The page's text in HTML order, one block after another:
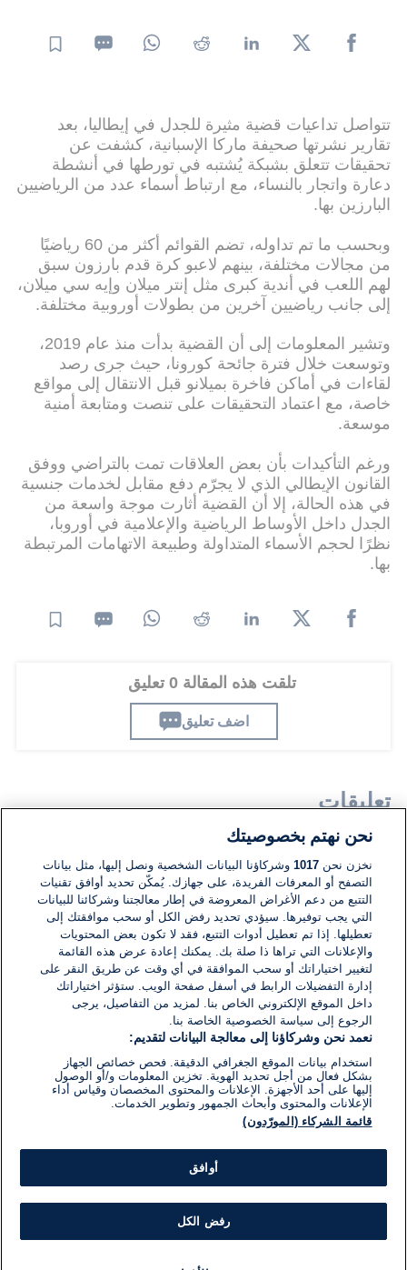
تتواصل تداعيات قضية مثيرة للجدل في إيطاليا، بعد
تقارير نشرتها صحيفة ماركا الإسبانية، كشفت عن
تحقيقات تتعلق بشبكة يُشتبه في تورطها في أنشطة
دعارة واتجار بالنساء، مع ارتباط أسماء عدد من الرياضيين
البارزين بها.
وبحسب ما تم تداوله، تضم القوائم أكثر من 60 رياضيًا
من مجالات مختلفة، بينهم لاعبو كرة قدم بارزون سبق
لهم اللعب في أندية كبرى مثل إنتر ميلان وإيه سي ميلان،
إلى جانب رياضيين آخرين من بطولات أوروبية مختلفة.
وتشير المعلومات إلى أن القضية بدأت منذ عام 2019،
وتوسعت خلال فترة جائحة كورونا، حيث جرى رصد
لقاءات في أماكن فاخرة بميلانو قبل الانتقال إلى مواقع
خاصة، مع اعتماد التحقيقات على تنصت ومتابعة أمنية
موسعة.
ورغم التأكيدات بأن بعض العلاقات تمت بالتراضي ووفق
القانون الإيطالي الذي لا يجرّم دفع مقابل لخدمات جنسية
في هذه الحالة، إلا أن القضية أثارت موجة واسعة من
الجدل داخل الأوساط الرياضية والإعلامية في أوروبا،
نظرًا لحجم الأسماء المتداولة وطبيعة الاتهامات المرتبطة
بها.
تلقت هذه المقالة 0 تعليق
اضف تعليق
تعليقات
لا توجد تعليقات مكتوبة حتى الآن. كن الأول!
اكتب تعليقًا جديدًا ...
نحن نهتم بخصوصيتك
نخزن نحن1017 وشركاؤنا البيانات الشخصية ونصل إليها، مثل بيانات
التصفح أو المعرفات الفريدة، على جهازك. يُمكّن تحديد أوافق تقنيات
التتبع من دعم الأغراض المعروضة في إطار معالجتنا وشركائنا للبيانات
التي يجب توفيرها. سيؤدي تحديد رفض الكل أو سحب موافقتك إلى
تعطيلها. إذا تم تعطيل أدوات التتبع، فقد لا تكون بعض المحتويات
والإعلانات التي تراها ذا صلة بك. يمكنك إعادة عرض هذه القائمة
لتغيير اختياراتك أو سحب الموافقة في أي وقت عن طريق النقر على
إدارة التفضيلات الرابط في أسفل صفحة الويب. ستؤثر اختياراتك
داخل الموقع الإلكتروني الخاص بنا. لمزيد من التفاصيل، يرجى
الرجوع إلى سياسة الخصوصية الخاصة بنا.
نعمد نحن وشركاؤنا إلى معالجة البيانات لتقديم:
استخدام بيانات الموقع الجغرافي الدقيقة. فحص خصائص الجهاز
بشكل فعال من أجل تحديد الهوية. تخزين المعلومات و/أو الوصول
إليها على أحد الأجهزة. الإعلانات والمحتوى المخصصان وقياس أداء
الإعلانات والمحتوى وأبحاث الجمهور وتطوير الخدمات.
قائمة الشركاء (المورّدون)
أوافق
رفض الكل